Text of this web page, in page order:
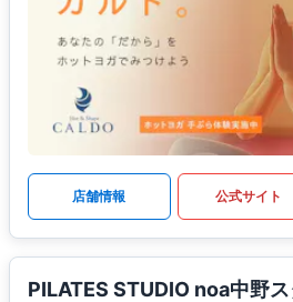
店舗情報 公式サイト
PILATES STUDIO noa中野